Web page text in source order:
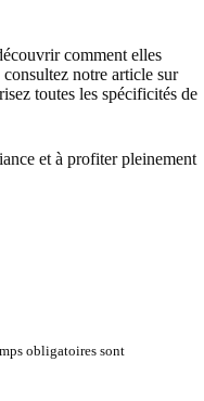
comment elles
notre article sur
toutes les spécificités de
et à profiter pleinement
obligatoires sont